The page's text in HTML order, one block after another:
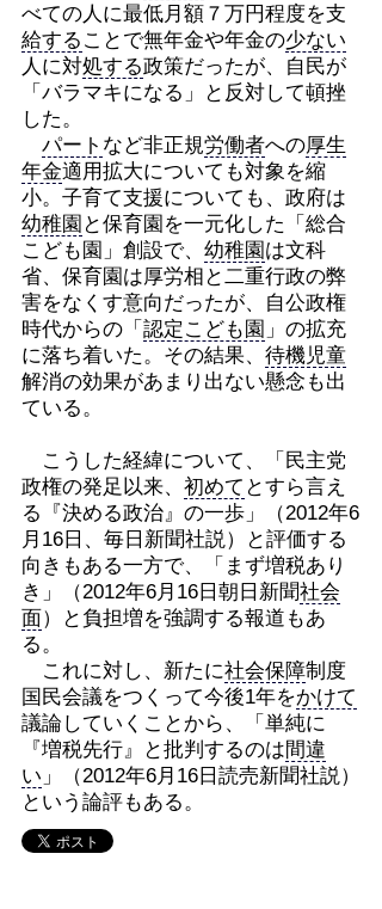
べての人に最低月額７万円程度を支
給する ことで無年金や年金の少ない
人に対処する政策だったが、自民が
「バラマキになる」と反対して頓挫
した。
パート など非正規労働者への厚生
年金適用拡大についても対象を縮
小。子育て支援についても、政府は
幼稚園 と保育園を一元化した「総合
こども園」創設で、 幼稚園は文科
省、保育園は厚労相と二重行政の弊
害をなくす意向だったが、自公政権
時代からの「 認定こども園 」の拡充
に落ち着いた。その結果、 待機児童
解消の効果があまり出ない懸念も出
ている。
こうした経緯について、「民主党
政権の発足以来、 初めて とすら言え
る『決める政治』の一歩」（2012年6
月16日、毎日新聞社説）と評価する
向きもある一方で、「まず増税あり
き」（2012年6月16日朝日新聞社会
面）と負担増を強調する報道もあ
る。
これに対し、新たに社会保障制度
国民会議をつくって今後1年をかけて
議論していくことから、「単純に
『増税先行』と批判するのは間違
い 」（2012年6月16日読売新聞社説）
という論評もある。